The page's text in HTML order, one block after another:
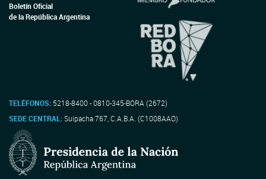
Boletín Oficial
de la República Argentina
TELÉFONOS: 5218-8400 - 0810-345-BORA (2672)
SEDE CENTRAL:Suipacha 767, C.A.B.A. (C1008AAO)